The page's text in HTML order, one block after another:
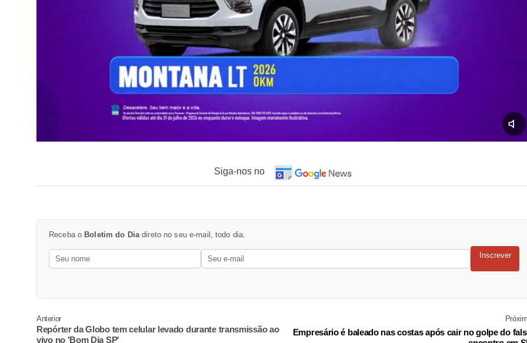
Siga-nos no
Receba o Boletim do Diadireto no seu e-mail, todo dia.
Inscrever
Anterior
Repórter da Globo tem celular levado durante transmissão ao
vivo no 'Bom Dia SP'
Empresário é baleado nas costas após cair no golpe do